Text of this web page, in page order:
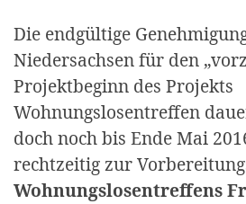
Die endgültige
Niedersachsen für den
Projektbeginn des Projekts
Wohnungslosentreffen
doch noch bis Ende Mai
rechtzeitig zur
Wohnungslosentreffens